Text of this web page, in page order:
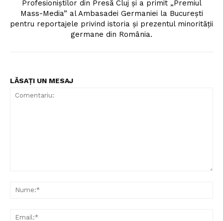
Profesioniștilor din Presă Cluj și a primit „Premiul
Mass-Media” al Ambasadei Germaniei la București
pentru reportajele privind istoria și prezentul minorității
germane din România.
LĂSAȚI UN MESAJ